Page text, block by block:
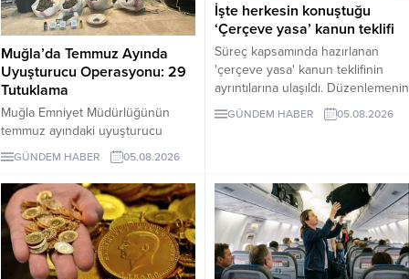
Muğla’da Temmuz Ayında
Uyuşturucu Operasyonu: 29
Tutuklama
Muğla Emniyet Müdürlüğünün
temmuz ayındaki uyuşturucu
operasyonlarında 243 şüpheli
gözaltına alındı, 29 kişi tutuklandı.
GÜNDEM HABER 05.08.2026
İşte herkesin konuştuğu
‘Çerçeve yasa’ kanun teklifi
Süreç kapsamında hazırlanan
'çerçeve yasa' kanun teklifinin
ayrıntılarına ulaşıldı. Düzenlemenin
uygulanması Milli Güvenlik
Kurulu’nun PKK/KCK ile bağlantılı
GÜNDEM HABER 05.08.2026